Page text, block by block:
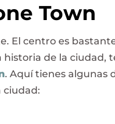
Town
El centro es
historia de la ciudad,
. Aquí tienes algunas
ciudad: